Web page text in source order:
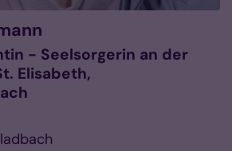
- Seelsorgerin an der
Elisabeth,